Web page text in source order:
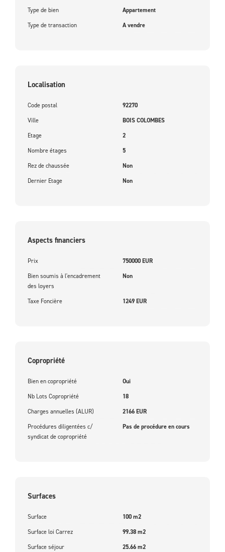
Type de bien Appartement
Type de transaction A vendre
Localisation
Code postal 92270
Ville BOIS COLOMBES
Etage 2
Nombre étages 5
Rez de chaussée Non
Dernier Etage Non
Aspects financiers
Prix 750000 EUR
Bien soumis à l'encadrement
des loyers
Non
Taxe Foncière 1249 EUR
Copropriété
Bien en copropriété Oui
Nb Lots Copropriété 18
Charges annuelles (ALUR) 2166 EUR
Procédures diligentées c/
syndicat de copropriété
Pas de procédure en cours
Surfaces
Surface 100 m2
Surface loi Carrez 99.38 m2
Surface séjour 25.66 m2